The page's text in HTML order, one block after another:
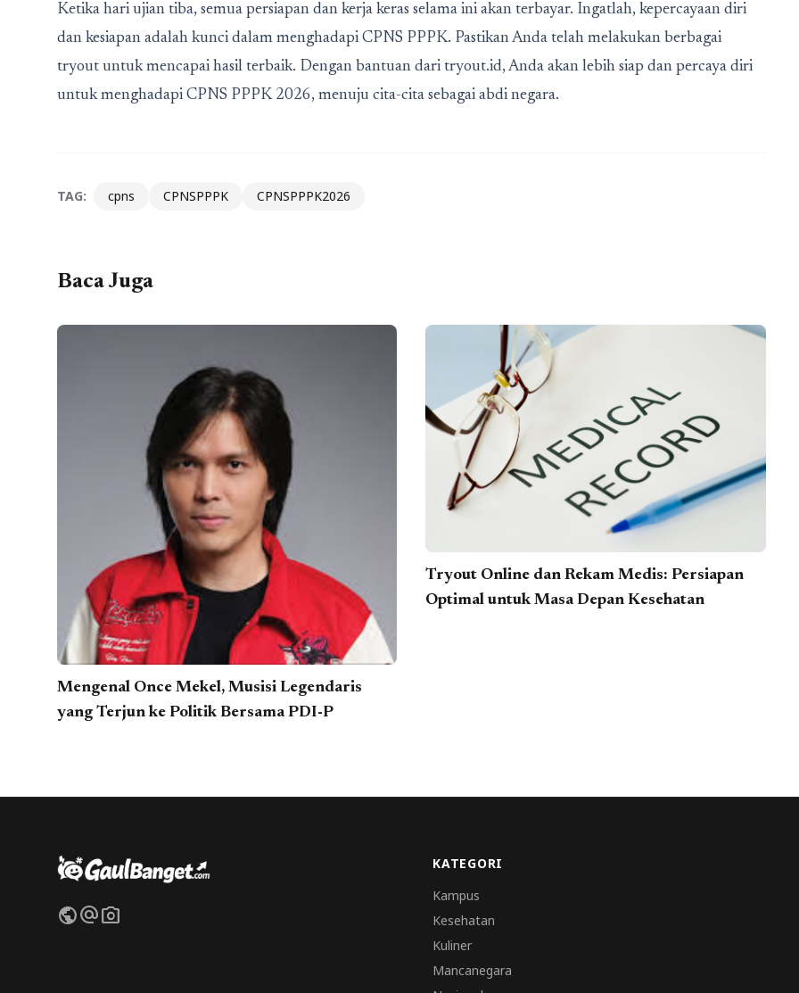
Ketika hari ujian tiba, semua persiapan dan kerja keras selama ini akan terbayar. Ingatlah, kepercayaan diri
dan kesiapan adalah kunci dalam menghadapi CPNS PPPK. Pastikan Anda telah melakukan berbagai
tryout untuk mencapai hasil terbaik. Dengan bantuan dari tryout.id, Anda akan lebih siap dan percaya diri
untuk menghadapi CPNS PPPK 2026, menuju cita-cita sebagai abdi negara.
TAG: cpns CPNSPPPK CPNSPPPK2026
Baca Juga
Mengenal Once Mekel, Musisi Legendaris
yang Terjun ke Politik Bersama PDI-P
Tryout Online dan Rekam Medis: Persiapan
Optimal untuk Masa Depan Kesehatan
publicalternate_emailphoto_camera
KATEGORI
Kampus
Kesehatan
Kuliner
Mancanegara